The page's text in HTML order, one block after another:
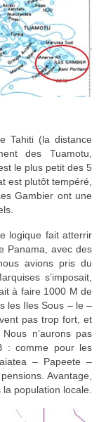
Tahiti (la distance
des Tuamotu,
le plus petit des 5
est plutôt tempéré,
Gambier ont une
logique fait atterrir
Panama, avec des
avions pris du
s’imposait,
à faire 1000 M de
les Iles Sous – le –
pas trop fort, et
n’aurons pas
: comme pour les
– Papeete –
Avantage,
la population locale.